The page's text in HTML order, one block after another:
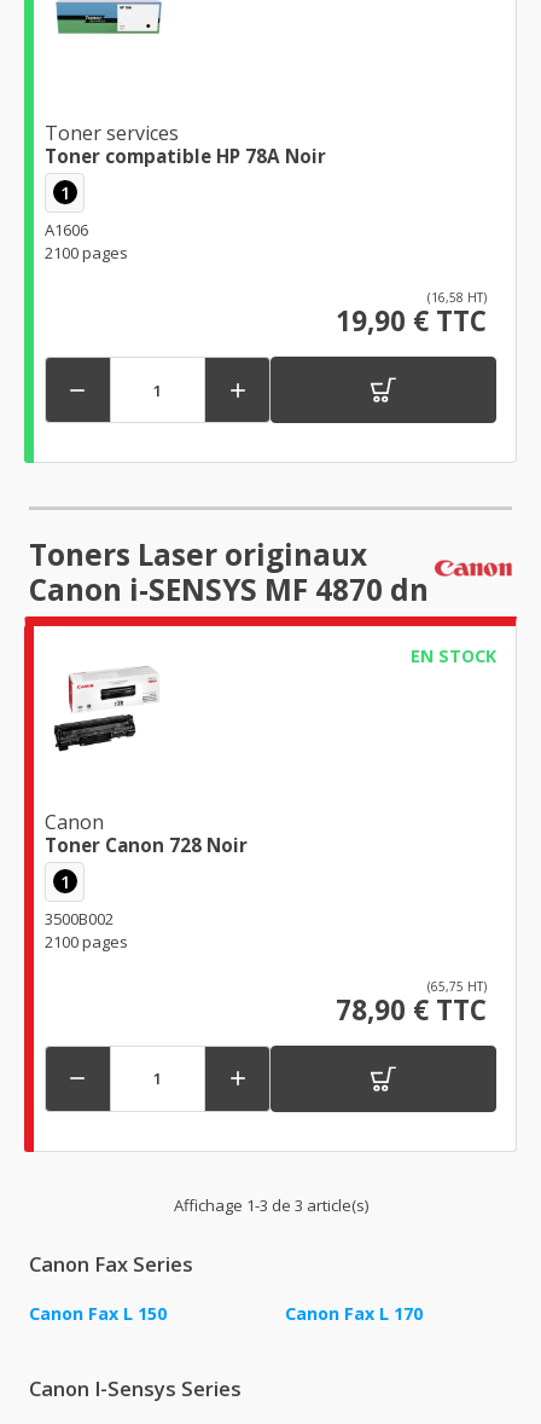
Toner services
Toner compatible HP 78A Noir
1
A1606
2100 pages
(16,58 HT)
19,90 € TTC
 
Toners Laser originaux
Canon i-SENSYS MF 4870 dn
EN STOCK
Canon
Toner Canon 728 Noir
1
3500B002
2100 pages
(65,75 HT)
78,90 € TTC
 
Affichage 1-3 de 3 article(s)
Canon Fax Series
Canon Fax L 150 Canon Fax L 170
Canon I-Sensys Series